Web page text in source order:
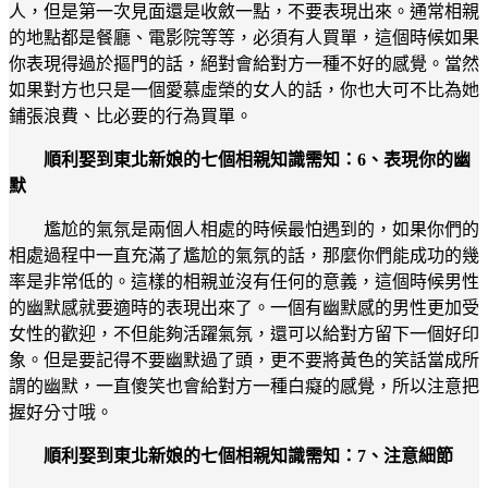
人，但是第一次見面還是收斂一點，不要表現出來。通常相親
的地點都是餐廳、電影院等等，必須有人買單，這個時候如果
你表現得過於摳門的話，絕對會給對方一種不好的感覺。當然
如果對方也只是一個愛慕虛榮的女人的話，你也大可不比為她
鋪張浪費、比必要的行為買單。
順利娶到東北新娘的七個相親知識需知：6、表現你的幽
默
尷尬的氣氛是兩個人相處的時候最怕遇到的，如果你們的
相處過程中一直充滿了尷尬的氣氛的話，那麼你們能成功的幾
率是非常低的。這樣的相親並沒有任何的意義，這個時候男性
的幽默感就要適時的表現出來了。一個有幽默感的男性更加受
女性的歡迎，不但能夠活躍氣氛，還可以給對方留下一個好印
象。但是要記得不要幽默過了頭，更不要將黃色的笑話當成所
謂的幽默，一直傻笑也會給對方一種白癡的感覺，所以注意把
握好分寸哦。
順利娶到東北新娘的七個相親知識需知：7、注意細節